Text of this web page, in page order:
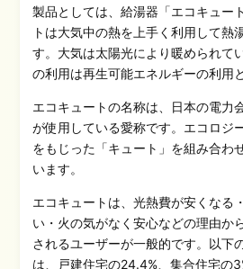
製品としては、給湯器「エコキュート
トは大気中の熱を上手く利用して熱
す。大気は太陽光により暖められて
の利用は再生可能エネルギーの利用
エコキュートの名称は、日本の電力
が使用している愛称です。エコロジ
をもじった「キュート」を組み合わ
います。
エコキュートは、光熱費が安くなる
い・火の気がなく安心などの理由か
されるユーザーが一般的です。以下
は、戸建住宅の24.4%、集合住宅の